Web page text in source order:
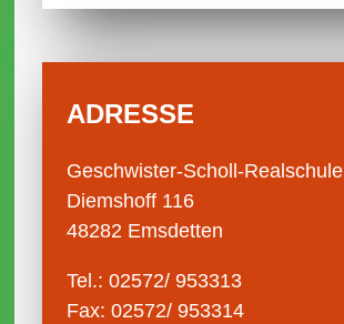
ADRESSE
Geschwister-Scholl-Realschule
Diemshoff 116
48282 Emsdetten
Tel.: 02572/ 953313
Fax: 02572/ 953314